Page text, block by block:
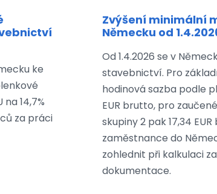
ke
14,7%
za práci
Zvýšení minimální
Německu od
Od 1.4.2026 se v
stavebnictví. Pro
hodinová sazba podle
EUR brutto, pro
skupiny 2 pak 17,34
zaměstnance do
zohlednit při kalkulaci
dokumentace.